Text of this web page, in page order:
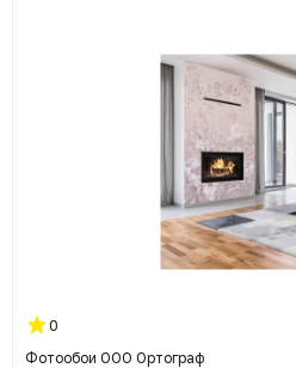
0
Фотообои ООО Ортограф